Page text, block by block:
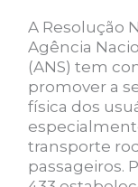
A Resolução
Agência
(ANS) tem
promover a
física dos
transporte
passageiros.